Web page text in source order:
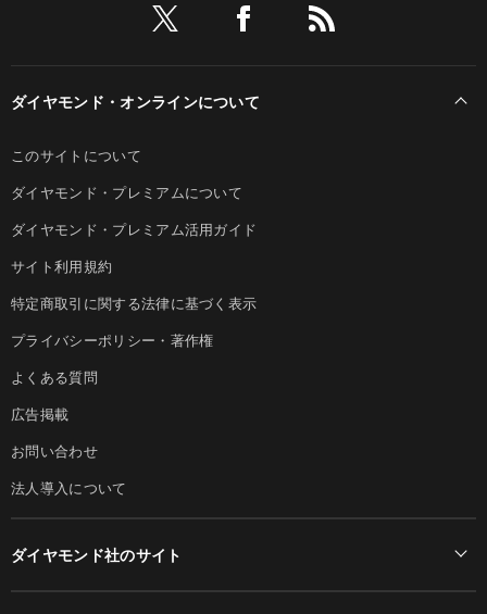
ダイヤモンド・オンラインについて
このサイトについて
ダイヤモンド・プレミアムについて
ダイヤモンド・プレミアム活用ガイド
サイト利用規約
特定商取引に関する法律に基づく表示
プライバシーポリシー・著作権
よくある質問
広告掲載
お問い合わせ
法人導入について
ダイヤモンド社のサイト